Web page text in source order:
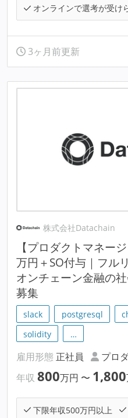
オンラインで選考が受け
3ヶ月前更新
株式会社Datachain
【プロダクトマネー
万円＋SO付与｜フル
オンチェーン金融の
募集
slack postgresql
solidity
…
雇用形態 正社員 プロ
年収 800万円 〜 1,800
下限年収500万円以上